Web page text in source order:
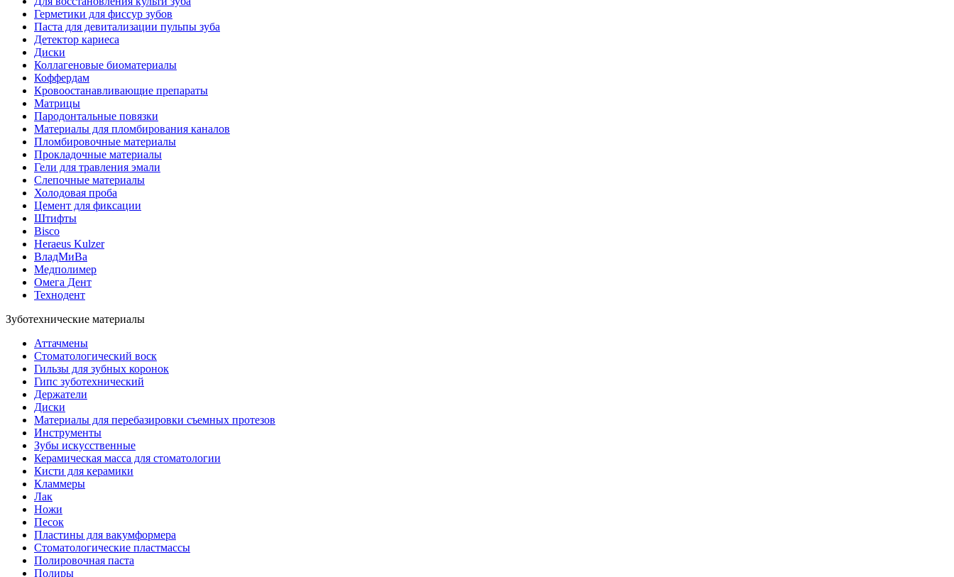
Герметики для фиссур зубов
Паста для девитализации пульпы зуба
Детектор кариеса
Диски
Коллагеновые биоматериалы
Коффердам
Кровоостанавливающие препараты
Матрицы
Пародонтальные повязки
Материалы для пломбирования каналов
Пломбировочные материалы
Прокладочные материалы
Гели для травления эмали
Слепочные материалы
Холодовая проба
Цемент для фиксации
Штифты
Bisco
Heraeus Kulzer
ВладМиВа
Медполимер
Омега Дент
Технодент
Зуботехнические материалы
Аттачмены
Стоматологический воск
Гильзы для зубных коронок
Гипс зуботехнический
Держатели
Диски
Материалы для перебазировки съемных протезов
Инструменты
Зубы искусственные
Керамическая масса для стоматологии
Кисти для керамики
Кламмеры
Лак
Ножи
Песок
Пластины для вакумформера
Стоматологические пластмассы
Полировочная паста
Полиры